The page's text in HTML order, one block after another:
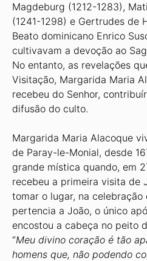
Magdeburg (1212-1283),
(1241-1298) e Gertrudes de
Beato dominicano Enrico
cultivavam a devoção ao
No entanto, as revelações
Visitação, Margarida Maria
recebeu do Senhor,
difusão do culto.
Margarida Maria Alacoque
de Paray-le-Monial, desde
grande mística quando, em
recebeu a primeira visita de
tomar o lugar, na
pertencia a João, o único
encostou a cabeça no peito
“Meu divino coração é tão
homens que, não podendo